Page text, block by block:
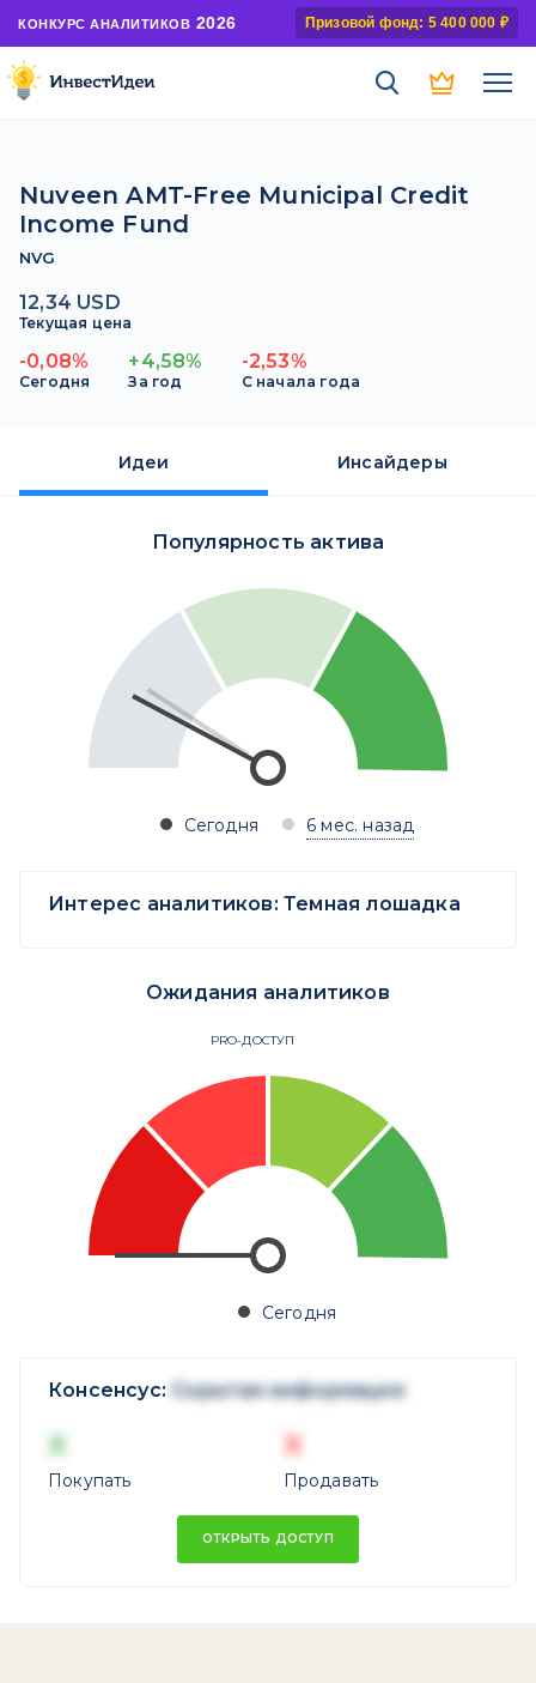
КОНКУРС АНАЛИТИКОВ 2026 Призовой фонд: 5 400 000 ₽
Nuveen AMT-Free Municipal Credit
Income Fund
NVG
12,34 USD
Текущая цена
-0,08%
Сегодня
+4,58%
За год
-2,53%
С начала года
Идеи Инсайдеры
Популярность актива
Сегодня 6 мес. назад
Интерес аналитиков: Темная лошадка
Ожидания аналитиков
PRO-ДОСТУП
Сегодня
Консенсус: Скрытая информация
X
Покупать
X
Продавать
ОТКРЫТЬ ДОСТУП